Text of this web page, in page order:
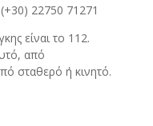
22750 71271
είναι το 112.
από
σταθερό ή κινητό.